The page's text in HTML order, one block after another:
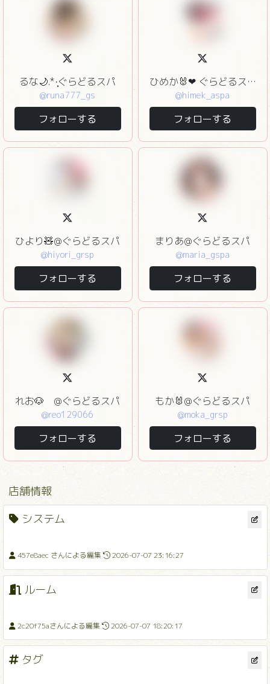
るな🌙.*·̩͙ぐらどるスパ
@runa777_gs
フォローする
ひめか🐰❤︎ ぐらどるスパ
@himek_aspa
フォローする
ひより🧸@ぐらどるスパ
@hiyori_grsp
フォローする
まりあ@ぐらどるスパ
@maria_gspa
フォローする
れお🐶 @ぐらどるスパ
@reo129066
フォローする
もか🐰@ぐらどるスパ
@moka_grsp
フォローする
店舗情報
システム
457e8aec さんによる編集 2026-07-07 23:16:27
ルーム
2c20f75aさんによる編集 2026-07-07 18:20:17
タグ